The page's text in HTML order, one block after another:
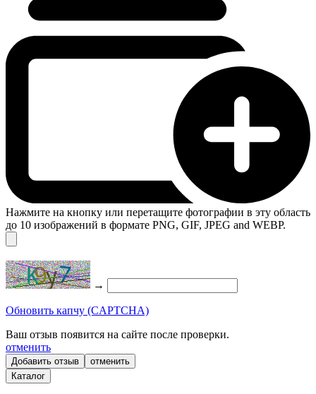
Нажмите на кнопку или перетащите фотографии в эту область
до 10 изображений в формате PNG, GIF, JPEG and WEBP.
→
Обновить капчу (CAPTCHA)
Ваш отзыв появится на сайте после проверки.
отменить
отменить
Каталог